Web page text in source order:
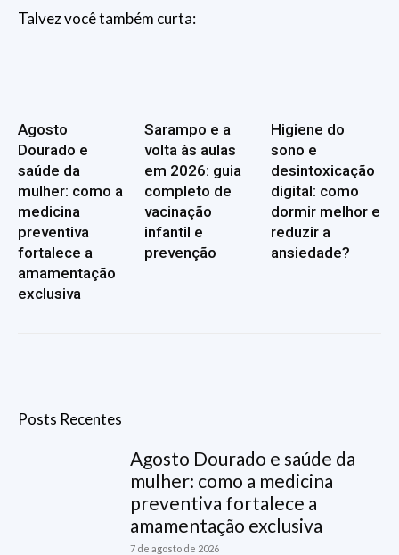
Talvez você também curta:
Agosto
Dourado e
saúde da
mulher: como a
medicina
preventiva
fortalece a
amamentação
exclusiva
Sarampo e a
volta às aulas
em 2026: guia
completo de
vacinação
infantil e
prevenção
Higiene do
sono e
desintoxicação
digital: como
dormir melhor e
reduzir a
ansiedade?
Posts Recentes
Agosto Dourado e saúde da
mulher: como a medicina
preventiva fortalece a
amamentação exclusiva
7 de agosto de 2026